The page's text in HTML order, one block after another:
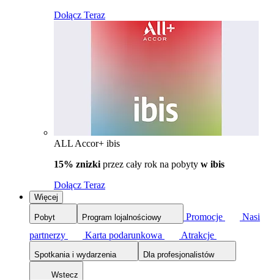
Dołącz Teraz
ALL Accor+ ibis
15% znizki przez cały rok na pobyty w ibis
Dołącz Teraz
Więcej
Pobyt Program lojalnościowy Promocje
Nasi
partnerzy
Karta podarunkowa Atrakcje
Spotkania i wydarzenia Dla profesjonalistów
Wstecz